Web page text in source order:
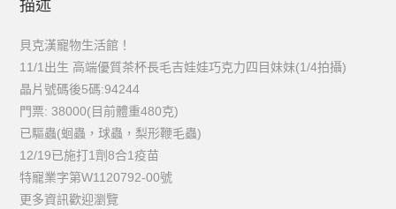
描述
貝克漢寵物生活館！
11/1出生 高端優質茶杯長毛吉娃娃巧克力四目妹妹(1/4拍攝)
晶片號碼後5碼:94244
門票: 38000(目前體重480克)
已驅蟲(蛔蟲，球蟲，梨形鞭毛蟲)
12/19已施打1劑8合1疫苗
特寵業字第W1120792-00號
更多資訊歡迎瀏覽